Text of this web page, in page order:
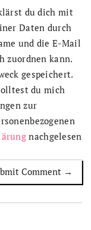
du dich mit
Daten durch
und die E-Mail
zuordnen kann.
gespeichert.
du mich
zur
nachgelesen